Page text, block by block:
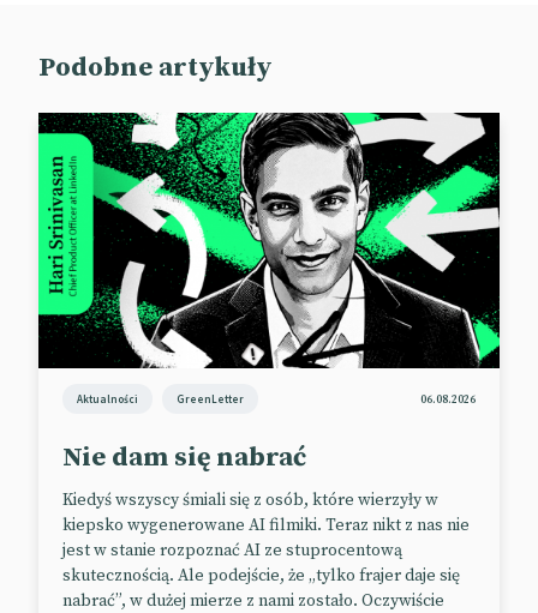
stanowili nastolatkowie i młodzi dorośli.
W gronie prawie 11 tys. respondentów znalazły się
osoby różnych ras, wyznań i poglądów.
📰Fast Company
📰Pew Research Center
Noś wełnę, nie poliester
profit zajmująca się promocją i certyfikacją wełny,
promującą wełnę.
Dwa lata temu we wrześniu spółka we współpracy z
agencją 20something zrealizowała nagranie
przedstawiające grupę osób próbujących wydostać
się z basenu wypełnionego ropą naftową –
Podobne artykuły
Aktualności GreenLetter 06.08.2026
Nie dam się nabrać
Kiedyś wszyscy śmiali się z osób, które wierzyły w
kiepsko wygenerowane AI filmiki. Teraz nikt z nas nie
jest w stanie rozpoznać AI ze stuprocentową
skutecznością. Ale podejście, że „tylko frajer daje się
nabrać”, w dużej mierze z nami zostało. Oczywiście